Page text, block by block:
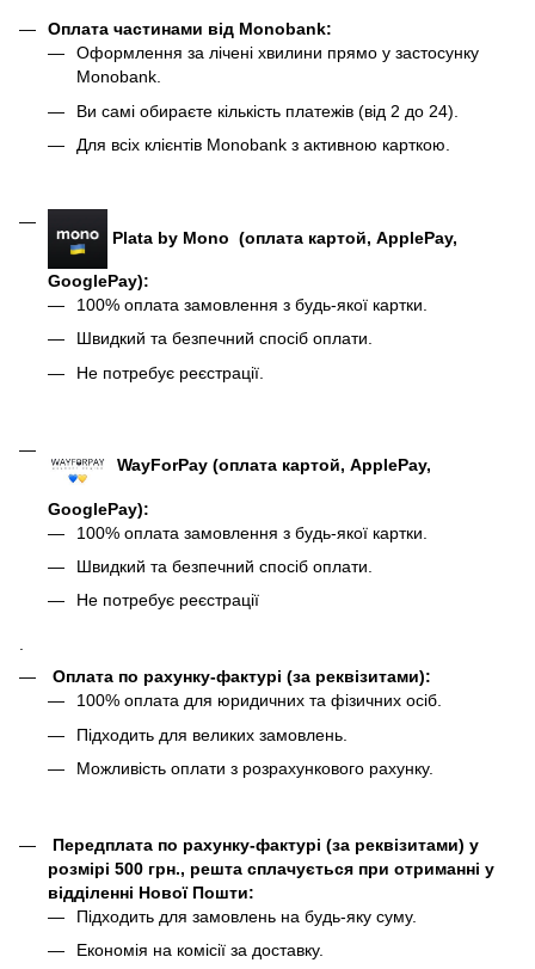
Оплата частинами від Monobank:
Оформлення за лічені хвилини прямо у застосунку
Monobank.
Ви самі обираєте кількість платежів (від 2 до 24).
Для всіх клієнтів Monobank з активною карткою.
Plata by Mono (оплата картой, ApplePay,
GooglePay):
100% оплата замовлення з будь-якої картки.
Швидкий та безпечний спосіб оплати.
Не потребує реєстрації.
WayForPay (оплата картой, ApplePay,
GooglePay):
100% оплата замовлення з будь-якої картки.
Швидкий та безпечний спосіб оплати.
Не потребує реєстрації
Оплата по рахунку-фактурі (за реквізитами):
100% оплата для юридичних та фізичних осіб.
Підходить для великих замовлень.
Можливість оплати з розрахункового рахунку.
Передплата по рахунку-фактурі (за реквізитами) у
розмірі 500 грн., решта сплачується при отриманні у
відділенні Нової Пошти:
Підходить для замовлень на будь-яку суму.
Економія на комісії за доставку.